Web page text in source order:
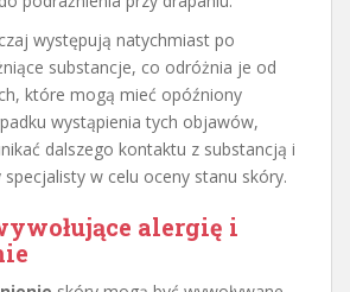
występują natychmiast po
substancje, co odróżnia je od
które mogą mieć opóźniony
wystąpienia tych objawów,
dalszego kontaktu z substancją i
specjalisty w celu oceny stanu skóry.
alergię i